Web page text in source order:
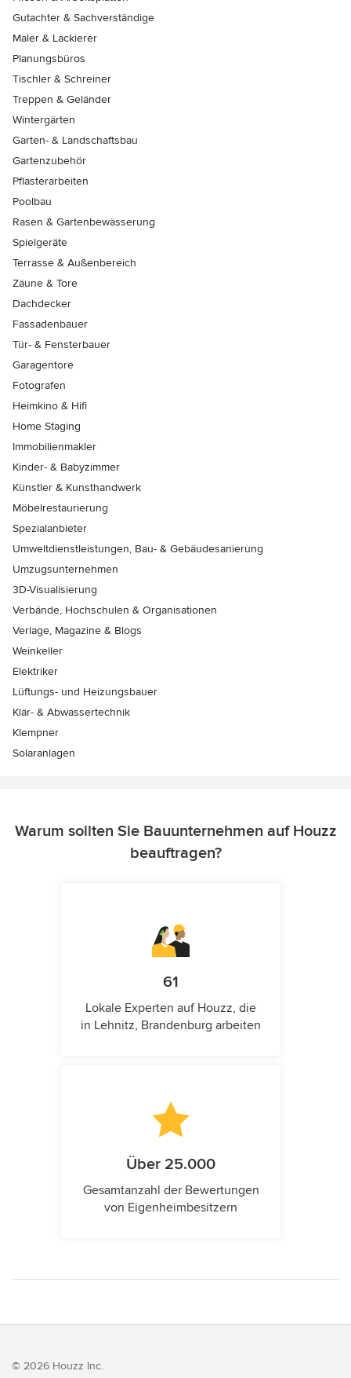
Gutachter & Sachverständige
Maler & Lackierer
Planungsbüros
Tischler & Schreiner
Treppen & Geländer
Wintergärten
Garten- & Landschaftsbau
Gartenzubehör
Pflasterarbeiten
Poolbau
Rasen & Gartenbewässerung
Spielgeräte
Terrasse & Außenbereich
Zäune & Tore
Dachdecker
Fassadenbauer
Tür- & Fensterbauer
Garagentore
Fotografen
Heimkino & Hifi
Home Staging
Immobilienmakler
Kinder- & Babyzimmer
Künstler & Kunsthandwerk
Möbelrestaurierung
Spezialanbieter
Umweltdienstleistungen, Bau- & Gebäudesanierung
Umzugsunternehmen
3D-Visualisierung
Verbände, Hochschulen & Organisationen
Verlage, Magazine & Blogs
Weinkeller
Elektriker
Lüftungs- und Heizungsbauer
Klär- & Abwassertechnik
Klempner
Solaranlagen
Warum sollten Sie Bauunternehmen auf Houzz
beauftragen?
61
Lokale Experten auf Houzz, die
in Lehnitz, Brandenburg arbeiten
Über 25.000
Gesamtanzahl der Bewertungen
von Eigenheimbesitzern
© 2026 Houzz Inc.